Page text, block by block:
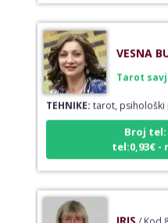
TEHNIKE:tarot, psihološki
Broj tel:
tel:0,93€ -